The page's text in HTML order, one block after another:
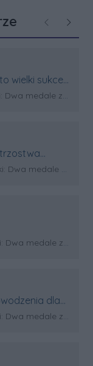
Poprzednie
wielki sukces
medale za oceanem
medale za oceanem
medale za oceanem
dla
medale za oceanem